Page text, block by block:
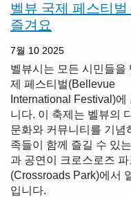
벨뷰 국제 페스티
즐겨요
7월 10 2025
벨뷰시는 모든 시민들을
제 페스티벌(Bellevue
International Festival)에
니다. 이 축제는 벨뷰의
문화와 커뮤니티를 기념
족들이 함께 즐길 수 있
과 공연이 크로스로즈 파
(Crossroads Park)에서
입니다.